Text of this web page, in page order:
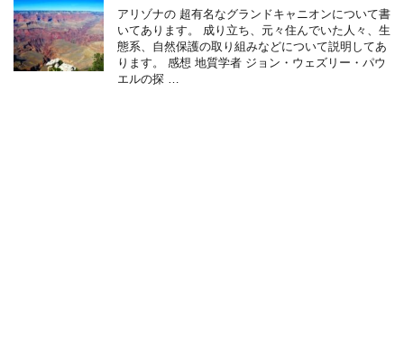
アリゾナの 超有名なグランドキャニオンについて書
いてあります。 成り立ち、元々住んでいた人々、生
態系、自然保護の取り組みなどについて説明してあ
ります。 感想 地質学者 ジョン・ウェズリー・パウ
エルの探 …